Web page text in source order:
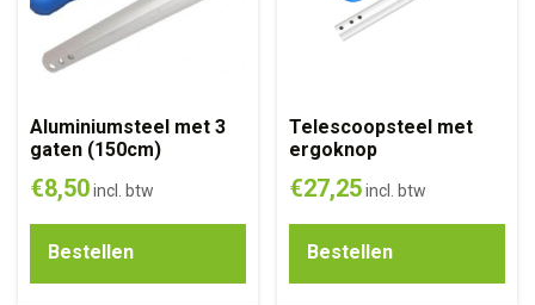
Aluminiumsteel met 3
gaten (150cm)
€8,50incl. btw
Bestellen
Telescoopsteel met
ergoknop
€27,25 incl. btw
Bestellen